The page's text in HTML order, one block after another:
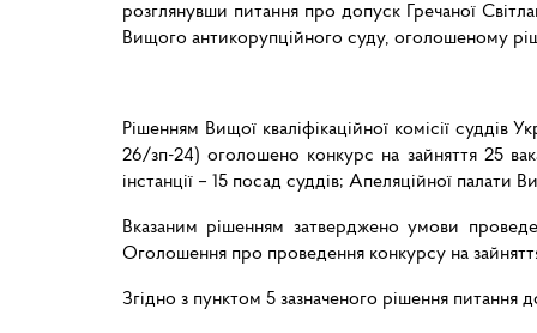
розглянувши питання про допуск Гречаної
Вищого антикорупційного суду, оголошеному
Рішенням Вищої кваліфікаційної комісії суддів
26/зп-24) оголошено конкурс на зайняття 25
інстанції – 15 посад суддів; Апеляційної палати
Вказаним рішенням затверджено умови
Оголошення про проведення конкурсу на
Згідно з пунктом 5 зазначеного рішення питання